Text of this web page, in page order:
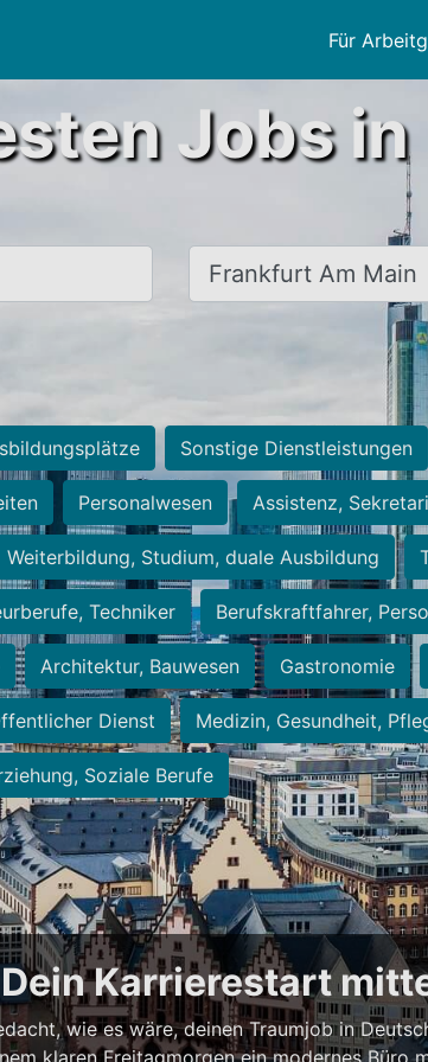
Für
Jobs
Ort, Stadt
Sonstige Dienstleistungen
Personalwesen Assistenz,
Weiterbildung, Studium, duale Ausbildung
Techniker Berufskraftfahrer,
Architektur, Bauwesen Gastronomie
Dienst Medizin, Gesundheit,
Soziale Berufe
Karrierestart
wie es wäre, deinen Traumjob in